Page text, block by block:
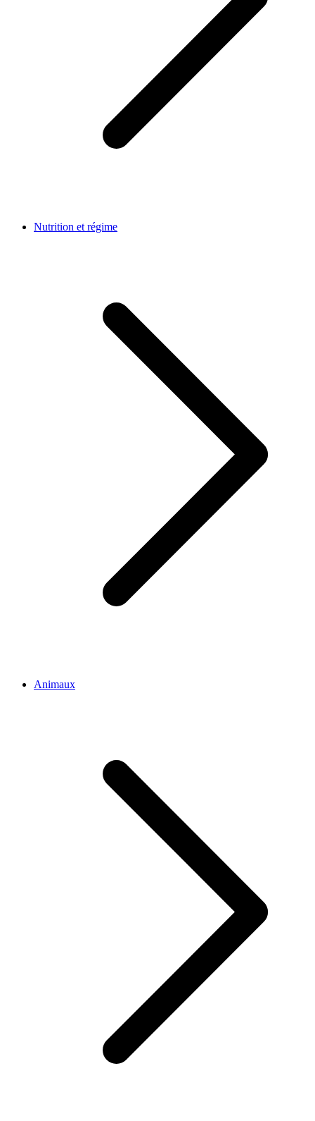
Nutrition et régime
Animaux